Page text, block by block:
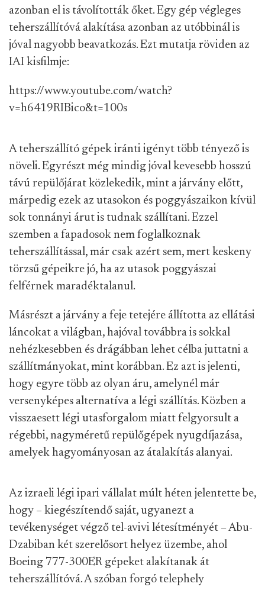
azonban el is távolították őket. Egy gép végleges
teherszállítóvá alakítása azonban az utóbbinál is
jóval nagyobb beavatkozás. Ezt mutatja röviden az
IAI kisfilmje:
https://www.youtube.com/watch?
v=h6419RIBico&t=100s
A teherszállító gépek iránti igényt több tényező is
növeli. Egyrészt még mindig jóval kevesebb hosszú
távú repülőjárat közlekedik, mint a járvány előtt,
márpedig ezek az utasokon és poggyászaikon kívül
sok tonnányi árut is tudnak szállítani. Ezzel
szemben a fapadosok nem foglalkoznak
teherszállítással, már csak azért sem, mert keskeny
törzsű gépeikre jó, ha az utasok poggyászai
felférnek maradéktalanul.
Másrészt a járvány a feje tetejére állította az ellátási
láncokat a világban, hajóval továbbra is sokkal
nehézkesebben és drágábban lehet célba juttatni a
szállítmányokat, mint korábban. Ez azt is jelenti,
hogy egyre több az olyan áru, amelynél már
versenyképes alternatíva a légi szállítás. Közben a
visszaesett légi utasforgalom miatt felgyorsult a
régebbi, nagyméretű repülőgépek nyugdíjazása,
amelyek hagyományosan az átalakítás alanyai.
Az izraeli légi ipari vállalat múlt héten jelentette be,
hogy – kiegészítendő saját, ugyanezt a
tevékenységet végző tel-avivi létesítményét – Abu-
Dzabiban két szerelősort helyez üzembe, ahol
Boeing 777-300ER gépeket alakítanak át
teherszállítóvá. A szóban forgó telephely